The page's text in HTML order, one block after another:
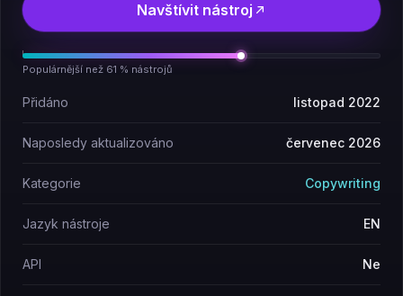
Navštívit nástroj
Populárnější než 61 % nástrojů
Přidáno listopad 2022
Naposledy aktualizováno červenec 2026
Kategorie Copywriting
Jazyk nástroje EN
API Ne